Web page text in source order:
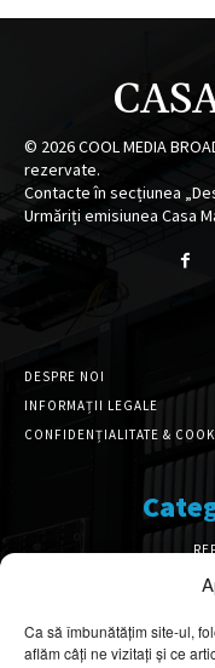
Ca să îmbunătățim site-ul,
aflăm câți ne vizitați și ce
© 2026COOL MEDIA
rezervate.
Contacte în secțiunea
Urmăriți emisiunea Casa
DESPRE NOI
INFORMAȚII LEGALE
CONFIDENȚIALITATE &